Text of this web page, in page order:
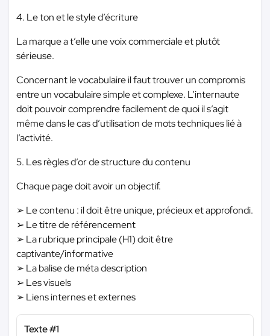
4. Le ton et le style d’écriture
La marque a t’elle une voix commerciale et plutôt
sérieuse.
Concernant le vocabulaire il faut trouver un compromis
entre un vocabulaire simple et complexe. L’internaute
doit pouvoir comprendre facilement de quoi il s’agit
même dans le cas d’utilisation de mots techniques lié à
l’activité.
5. Les règles d’or de structure du contenu
Chaque page doit avoir un objectif.
➢ Le contenu : il doit être unique, précieux et approfondi.
➢ Le titre de référencement
➢ La rubrique principale (H1) doit être
captivante/informative
➢ La balise de méta description
➢ Les visuels
➢ Liens internes et externes
Texte #1